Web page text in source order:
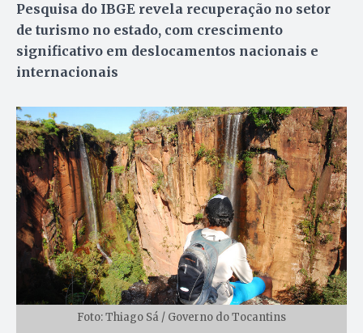
Pesquisa do IBGE revela recuperação no setor
de turismo no estado, com crescimento
significativo em deslocamentos nacionais e
internacionais
Foto: Thiago Sá / Governo do Tocantins